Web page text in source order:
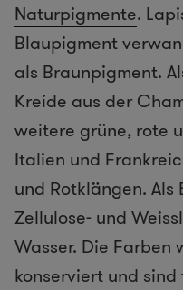
Naturpigmente.
Blaupigment
als Braunpigment.
Kreide aus der
weitere grüne, rote
Italien und
und Rotklängen.
Zellulose- und
Wasser. Die Farben
konserviert und